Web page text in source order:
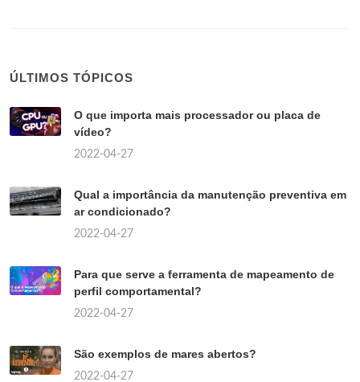
ÚLTIMOS TÓPICOS
O que importa mais processador ou placa de
vídeo?
2022-04-27
Qual a importância da manutenção preventiva em
ar condicionado?
2022-04-27
Para que serve a ferramenta de mapeamento de
perfil comportamental?
2022-04-27
São exemplos de mares abertos?
2022-04-27